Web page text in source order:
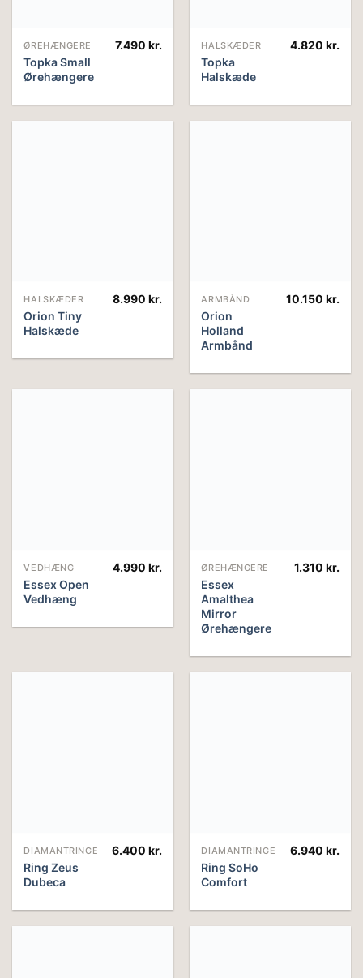
ØREHÆNGERE
Topka Small
Ørehængere
7.490 kr. HALSKÆDER
Topka
Halskæde
4.820 kr.
HALSKÆDER
Orion Tiny
Halskæde
8.990 kr. ARMBÅND
Orion
Holland
Armbånd
10.150 kr.
VEDHÆNG
Essex Open
Vedhæng
4.990 kr. ØREHÆNGERE
Essex
Amalthea
Mirror
Ørehængere
1.310 kr.
DIAMANTRINGE
Ring Zeus
Dubeca
6.400 kr. DIAMANTRINGE
Ring SoHo
Comfort
6.940 kr.